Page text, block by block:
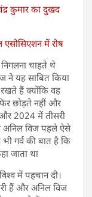
कुमार का दुखद
एसोसिएशन में रोष
चाहते थे
ने यह साबित किया
हैं क्योंकि वह
छोड़ते नहीं और
और 2024 में तीसरी
अनिल विज पहले ऐसे
गर्व की बात है कि
जाता था
में पहचान दी।
हैं और अनिल विज